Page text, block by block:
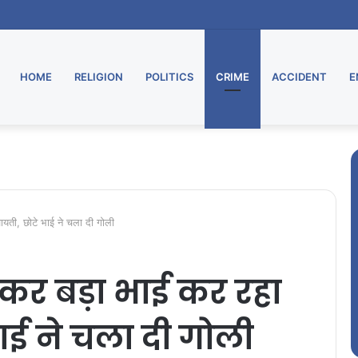
HOME RELIGION POLITICS CRIME ACCIDENT
छोटे भाई ने चला दी गोली
बड़ा भाई कर रहा
ने चला दी गोली